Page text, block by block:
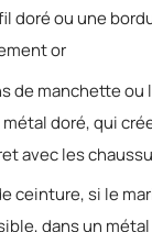
doré ou une
or
de manchette ou
doré, qui
avec les
ceinture, si le
dans un